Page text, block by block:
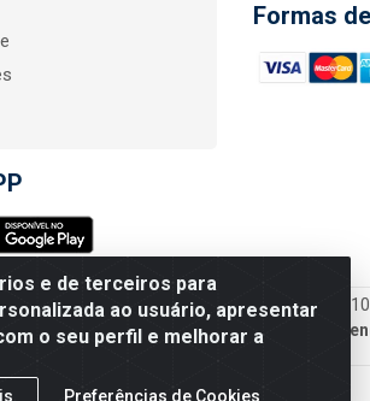
e de terceiros para
ao usuário, apresentar
o seu perfil e melhorar a
Preferências de Cookies
Formas
KarneKeijo Logistica Integrada LTDA - Rod. Br-
Estados